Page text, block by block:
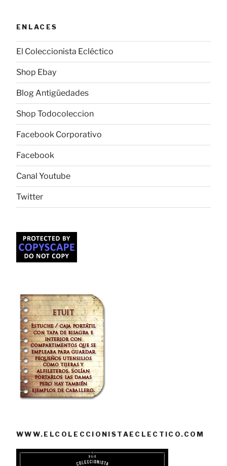
ENLACES
El Coleccionista Ecléctico
Shop Ebay
Blog Antigüedades
Shop Todocoleccion
Facebook Corporativo
Facebook
Canal Youtube
Twitter
WWW.ELCOLECCIONISTAECLECTICO.COM